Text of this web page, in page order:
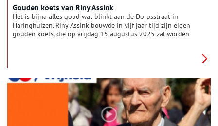
Gouden koets van Riny Assink
Het is bijna alles goud wat blinkt aan de Dorpsstraat in
Haringhuizen. Riny Assink bouwde in vijf jaar tijd zijn eigen
gouden koets, die op vrijdag 15 augustus 2025 zal worden